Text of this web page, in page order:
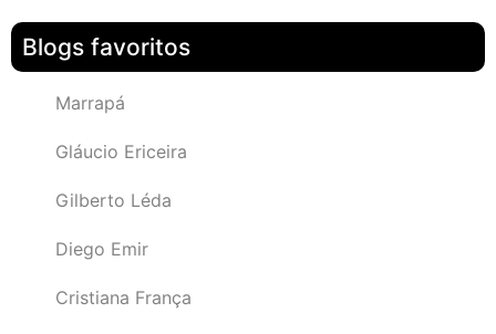
Blogs favoritos
Marrapá
Gláucio Ericeira
Gilberto Léda
Diego Emir
Cristiana França